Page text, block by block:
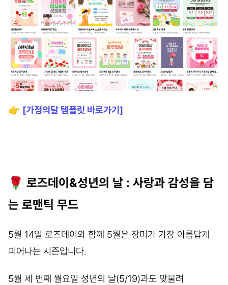
👉 [가정의달 템플릿 바로가기]
🌹 로즈데이&성년의 날 : 사랑과 감성을 담
는 로맨틱 무드
5월 14일 로즈데이와 함께 5월은 장미가 가장 아름답게
피어나는 시즌입니다.
5월 세 번째 월요일 성년의 날(5/19)과도 맞물려